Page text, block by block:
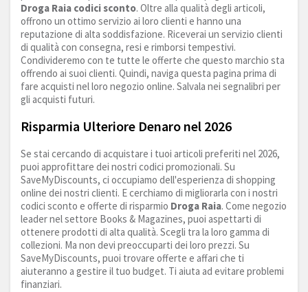
Droga Raia codici sconto. Oltre alla qualità degli articoli,
offrono un ottimo servizio ai loro clienti e hanno una
reputazione di alta soddisfazione. Riceverai un servizio clienti
di qualità con consegna, resi e rimborsi tempestivi.
Condivideremo con te tutte le offerte che questo marchio sta
offrendo ai suoi clienti. Quindi, naviga questa pagina prima di
fare acquisti nel loro negozio online. Salvala nei segnalibri per
gli acquisti futuri.
Risparmia Ulteriore Denaro nel 2026
Se stai cercando di acquistare i tuoi articoli preferiti nel 2026,
puoi approfittare dei nostri codici promozionali. Su
SaveMyDiscounts, ci occupiamo dell'esperienza di shopping
online dei nostri clienti. E cerchiamo di migliorarla con i nostri
codici sconto e offerte di risparmio Droga Raia. Come negozio
leader nel settore Books & Magazines, puoi aspettarti di
ottenere prodotti di alta qualità. Scegli tra la loro gamma di
collezioni. Ma non devi preoccuparti dei loro prezzi. Su
SaveMyDiscounts, puoi trovare offerte e affari che ti
aiuteranno a gestire il tuo budget. Ti aiuta ad evitare problemi
finanziari.